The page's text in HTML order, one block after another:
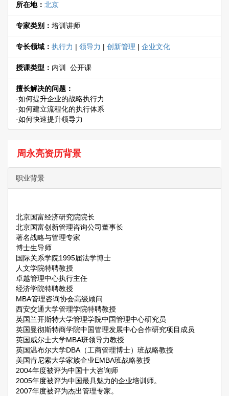
所在地： 北京
专家类别： 培训讲师
专长领域： 执行力 | 领导力 | 创新管理 | 企业文化
授课类型： 内训 公开课
擅长解决的问题：
·如何提升企业的战略执行力
·如何建立流程化的执行体系
·如何快速提升领导力
周永亮资历背景
职业背景
北京国富经济研究院院长
北京国富创新管理咨询公司董事长
著名战略与管理专家
博士生导师
国际关系学院1995届法学博士
人文学院特聘教授
卓越管理中心执行主任
经济学院特聘教授
MBA管理咨询协会高级顾问
西安交通大学管理学院特聘教授
英国兰开斯特大学管理学院中国管理中心研究员
英国曼彻斯特商学院中国管理发展中心合作研究项目成员
英国威尔士大学MBA班领导力教授
英国温布尔大学DBA（工商管理博士）班战略教授
美国肯尼索大学家族企业EMBA班战略教授
2004年度被评为中国十大咨询师
2005年度被评为中国最具魅力的企业培训师。
2007年度被评为杰出管理专家。